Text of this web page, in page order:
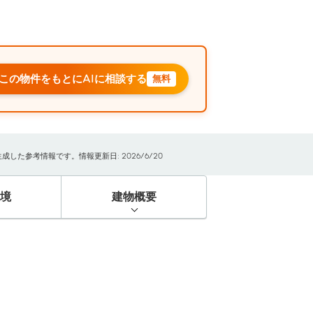
の物件をもとにAIに相談する 無料
成した参考情報です。情報更新日: 2026/6/20
建物概要